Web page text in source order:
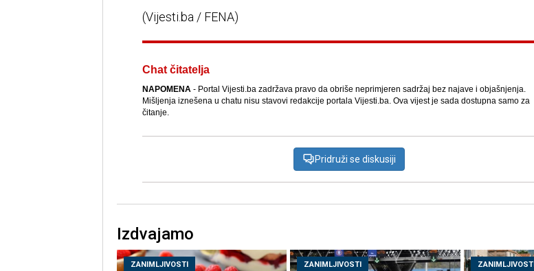
(Vijesti.ba / FENA)
Chat čitatelja
NAPOMENA- Portal Vijesti.ba zadržava pravo da obriše neprimjeren sadržaj bez najave i objašnjenja.
Mišljenja iznešena u chatu nisu stavovi redakcije portala Vijesti.ba. Ova vijest je sada dostupna samo za
čitanje.
Pridruži se diskusiji
Izdvajamo
ZANIMLJIVOSTI ZANIMLJIVOSTI ZANIMLJIVOSTI